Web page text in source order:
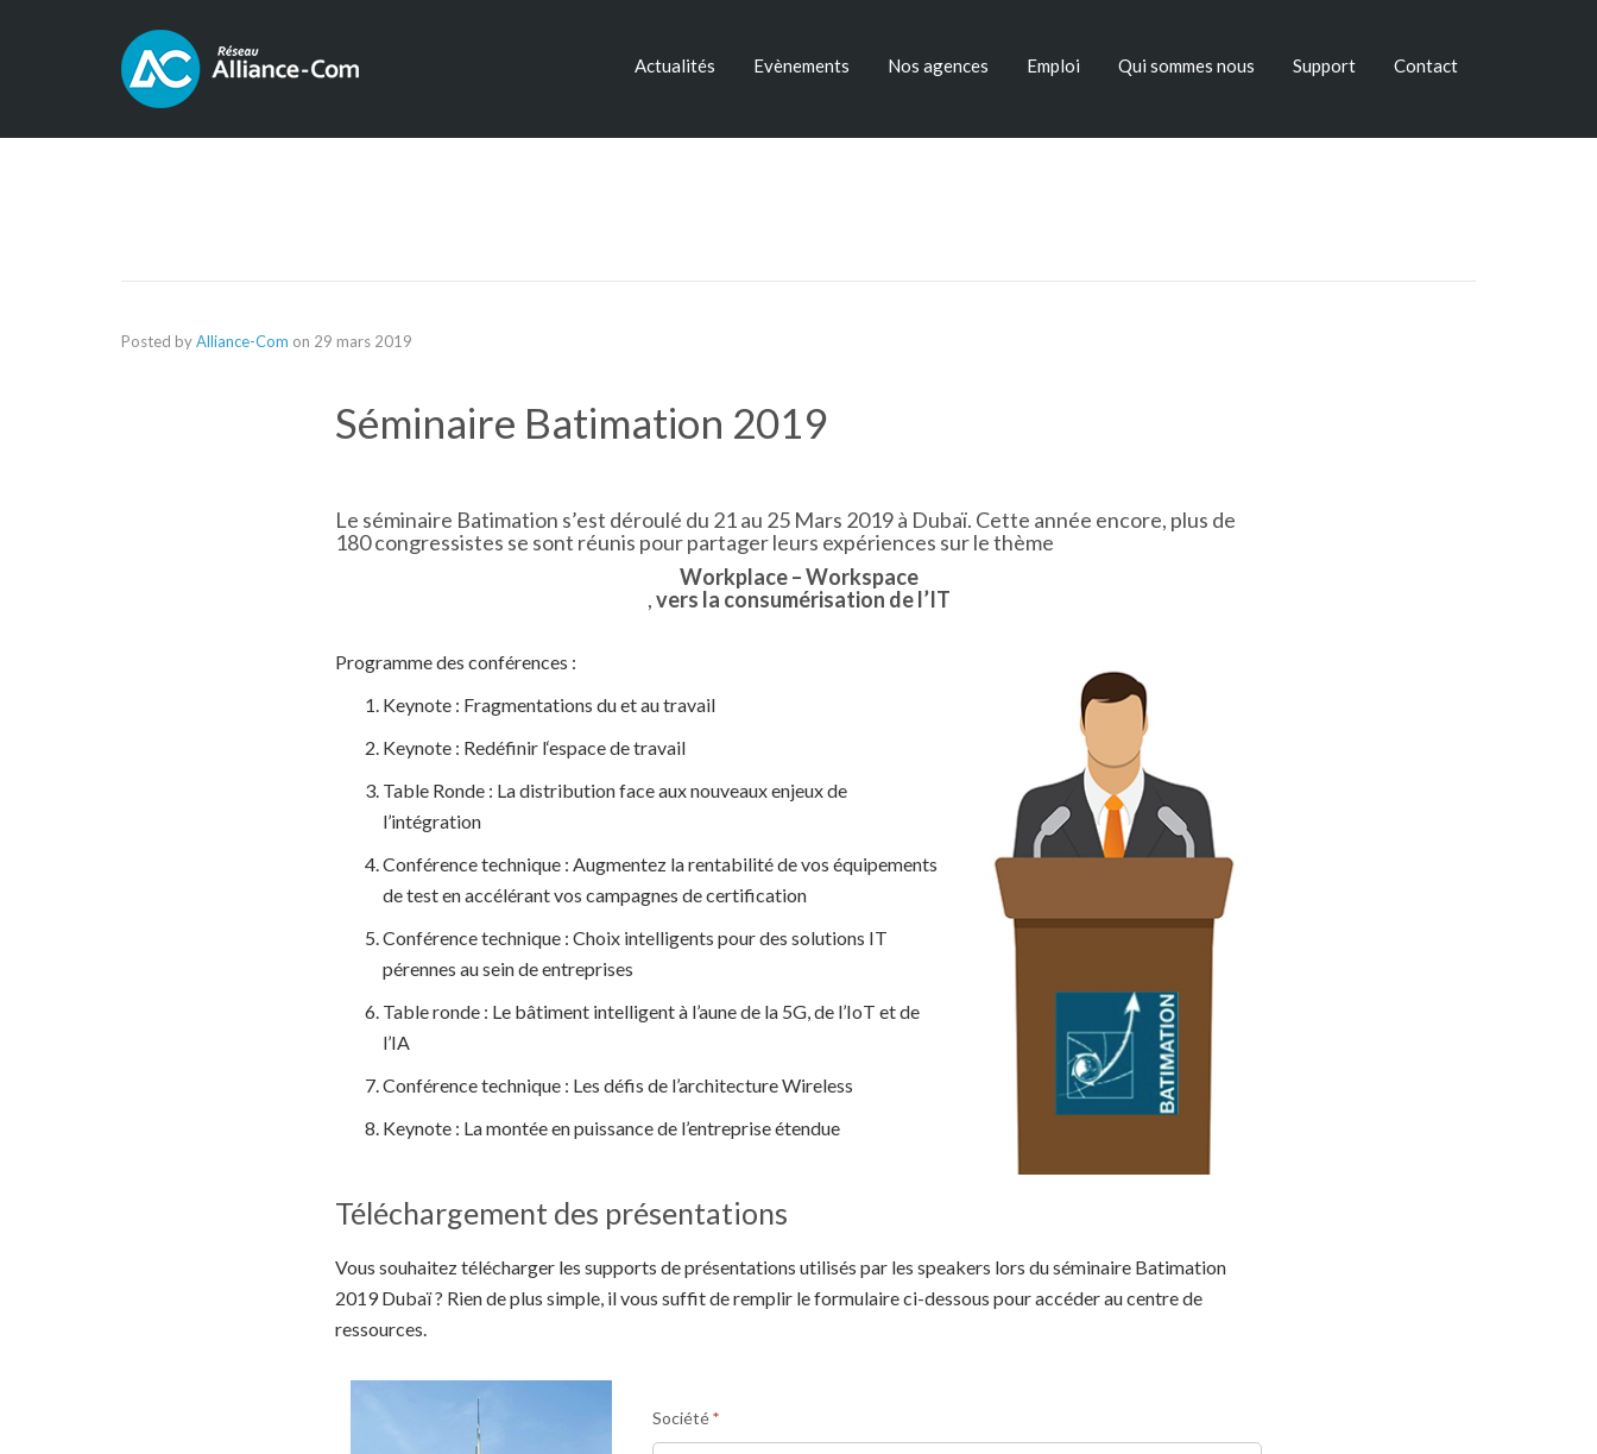
Actualités Evènements Nos agences Emploi Qui sommes nous Support Contact
Posted byAlliance-Com on 29 mars 2019
Séminaire Batimation 2019
Le séminaire Batimation s’est déroulé du 21 au 25 Mars 2019 à Dubaï. Cette année encore, plus de
180 congressistes se sont réunis pour partager leurs expériences sur le thème
Workplace – Workspace
,vers la consumérisation de l’IT
Programme des conférences :
Keynote : Fragmentations du et au travail
Keynote : Redéfinir l‘espace de travail
Table Ronde : La distribution face aux nouveaux enjeux de
l’intégration
Conférence technique : Augmentez la rentabilité de vos équipements
de test en accélérant vos campagnes de certification
Conférence technique : Choix intelligents pour des solutions IT
pérennes au sein de entreprises
Table ronde : Le bâtiment intelligent à l’aune de la 5G, de l’IoT et de
l’IA
Conférence technique : Les défis de l’architecture Wireless
Keynote : La montée en puissance de l’entreprise étendue
Téléchargement des présentations
Vous souhaitez télécharger les supports de présentations utilisés par les speakers lors du séminaire Batimation
2019 Dubaï ? Rien de plus simple, il vous suffit de remplir le formulaire ci-dessous pour accéder au centre de
ressources.
le
Société*